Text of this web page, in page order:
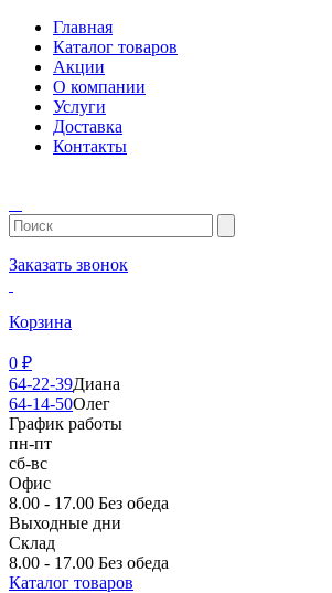
Главная
Каталог товаров
Акции
О компании
Услуги
Доставка
Контакты
Заказать звонок
Корзина
0 ₽
64-22-39Диана
64-14-50Олег
График работы
пн-пт
сб-вс
Офис
8.00 - 17.00 Без обеда
Выходные дни
Склад
8.00 - 17.00 Без обеда
Каталог товаров